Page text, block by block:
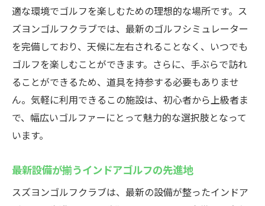
適な環境でゴルフを楽しむための理想的な場所です。ス
ズヨンゴルフクラブでは、最新のゴルフシミュレーター
を完備しており、天候に左右されることなく、いつでも
ゴルフを楽しむことができます。さらに、手ぶらで訪れ
ることができるため、道具を持参する必要もありませ
ん。気軽に利用できるこの施設は、初心者から上級者ま
で、幅広いゴルファーにとって魅力的な選択肢となって
います。
最新設備が揃うインドアゴルフの先進地
スズヨンゴルフクラブは、最新の設備が整ったインドア